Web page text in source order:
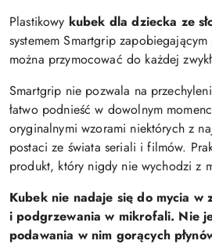
Plastikowy kubek dla dziecka ze
systemem Smartgrip
można przymocować do każdej
Smartgrip nie pozwala na
łatwo podnieść w dowolnym
oryginalnymi wzorami niektórych z
postaci ze świata seriali i filmów.
produkt, który nigdy nie wychodzi z
Kubek nie nadaje się do mycia w
i podgrzewania w mikrofali. Nie
podawania w nim gorących